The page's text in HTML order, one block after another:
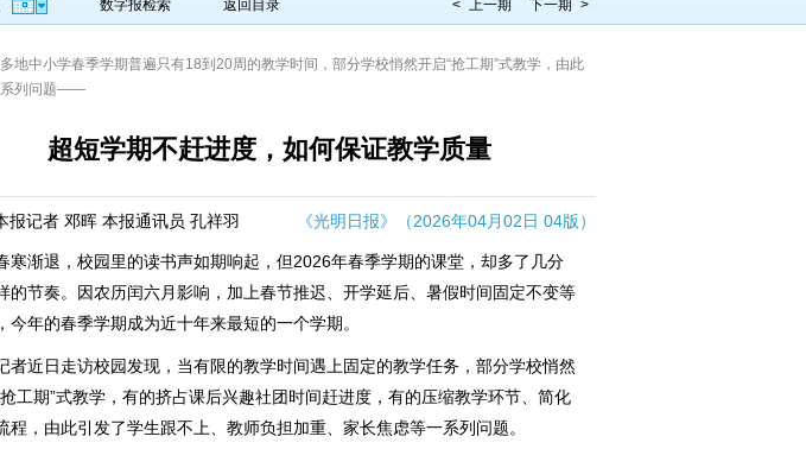
数字报检索 返回目录 < 上一期 下一期 >
地中小学春季学期普遍只有18到20周的教学时间，部分学校悄然开启“抢工期”式教学，由此
系列问题——
超短学期不赶进度，如何保证教学质量
报记者 邓晖 本报通讯员 孔祥羽 《光明日报》（2026年04月02日 04版）
渐退，校园里的读书声如期响起，但2026年春季学期的课堂，却多了几分
的节奏。因农历闰六月影响，加上春节推迟、开学延后、暑假时间固定不变等
今年的春季学期成为近十年来最短的一个学期。
近日走访校园发现，当有限的教学时间遇上固定的教学任务，部分学校悄然
工期”式教学，有的挤占课后兴趣社团时间赶进度，有的压缩教学环节、简化
程，由此引发了学生跟不上、教师负担加重、家长焦虑等一系列问题。